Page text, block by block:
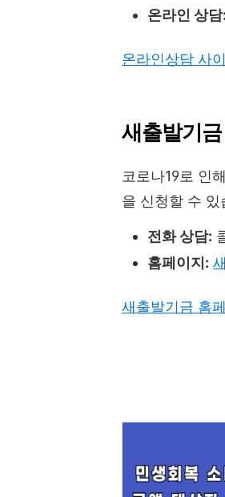
온라인 상담:
온라인상담 사
새출발기금
코로나19로 인
을 신청할 수 있
전화 상담:
홈페이지:
새출발기금 홈